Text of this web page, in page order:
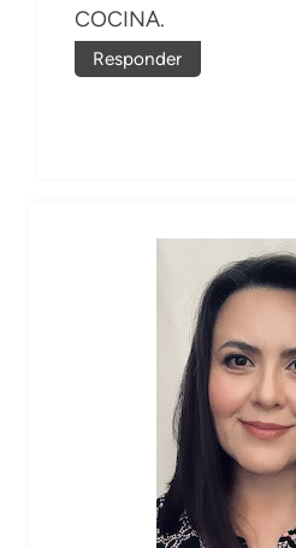
COCINA.
Responder